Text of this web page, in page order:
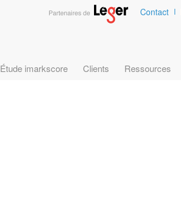
Contact
Étude imarkscore Clients Ressources